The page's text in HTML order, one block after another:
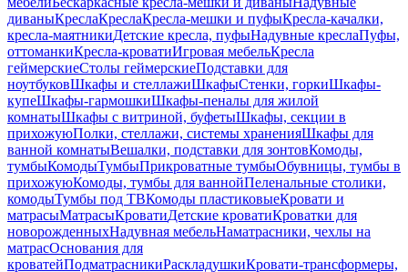
диваныКреслаКреслаКресла-мешки и пуфыКресла-качалки,
кресла-маятникиДетские кресла, пуфыНадувные креслаПуфы,
оттоманкиКресла-кроватиИгровая мебельКресла
геймерскиеСтолы геймерскиеПодставки для
ноутбуковШкафы и стеллажиШкафыСтенки, горкиШкафы-
купеШкафы-гармошкиШкафы-пеналы для жилой
комнатыШкафы с витриной, буфетыШкафы, секции в
прихожуюПолки, стеллажи, системы храненияШкафы для
ванной комнатыВешалки, подставки для зонтовКомоды,
тумбыКомодыТумбыПрикроватные тумбыОбувницы, тумбы в
прихожуюКомоды, тумбы для ваннойПеленальные столики,
комодыТумбы под ТВКомоды пластиковыеКровати и
матрасыМатрасыКроватиДетские кроватиКроватки для
новорожденныхНадувная мебельНаматрасники, чехлы на
матрасОснования для
кроватейПодматрасникиРаскладушкиКровати-трансформеры,